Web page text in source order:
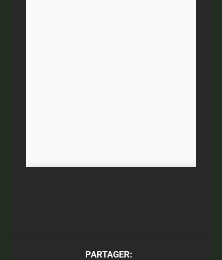
PARTAGER: